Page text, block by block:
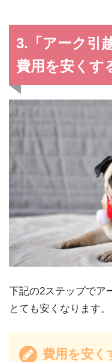
3.「アーク引
費用を安くす
下記の2ステップでア
とても安くなります。
費用を安く